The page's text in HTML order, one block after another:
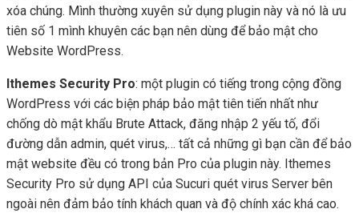
xóa chúng. Mình thường xuyên sử dụng plugin này và nó là ưu
tiên số 1 mình khuyên các bạn nên dùng để bảo mật cho
Website WordPress.
Ithemes Security Pro: một plugin có tiếng trong cộng đồng
WordPress với các biện pháp bảo mật tiên tiến nhất như
chống dò mật khẩu Brute Attack, đăng nhập 2 yếu tố, đổi
đường dẫn admin, quét virus,… tất cả những gì bạn cần để bảo
mật website đều có trong bản Pro của plugin này. Ithemes
Security Pro sử dụng API của Sucuri quét virus Server bên
ngoài nên đảm bảo tính khách quan và độ chính xác khá cao.